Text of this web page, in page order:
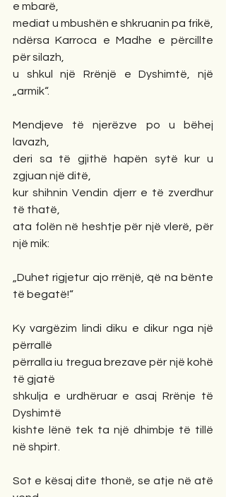
e mbarë,
mediat u mbushën e shkruanin pa frikë,
ndërsa Karroca e Madhe e përcillte
për silazh,
u shkul një Rrënjë e Dyshimtë, një
„armik“.
Mendjeve të njerëzve po u bëhej
lavazh,
deri sa të gjithë hapën sytë kur u
zgjuan një ditë,
kur shihnin Vendin djerr e të zverdhur
të thatë,
ata folën në heshtje për një vlerë, për
një mik:
„Duhet rigjetur ajo rrënjë, që na bënte
të begatë!“
Ky vargëzim lindi diku e dikur nga një
përrallë
përralla iu tregua brezave për një kohë
të gjatë
shkulja e urdhëruar e asaj Rrënje të
Dyshimtë
kishte lënë tek ta një dhimbje të tillë
në shpirt.
Sot e kësaj dite thonë, se atje në atë